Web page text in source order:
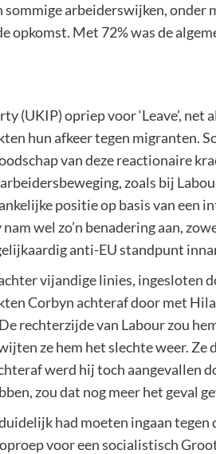
arbeiderswijken, onder
opkomst. Met 72% was de
(UKIP) opriep voor ‘Leave’, net
hun afkeer tegen migranten.
van deze reactionaire
zoals bij
positie op basis van een
wel zo’n benadering aan,
anti-EU standpunt
vijandige linies, ingesloten
Corbyn achteraf door met
rechterzijde van Labour zou
ze hem het slechte weer. Ze
werd hij toch aangevallen
zou dat nog meer het geval
had moeten ingaan tegen
voor een socialistisch